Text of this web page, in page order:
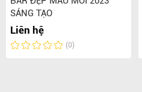
SÁNG TẠO
Liên hệ
(0)